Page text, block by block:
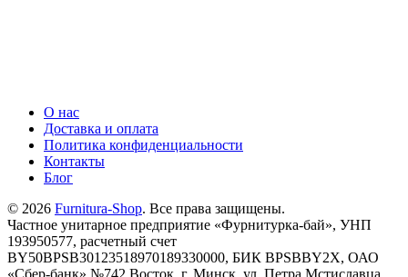
О нас
Доставка и оплата
Политика конфиденциальности
Контакты
Блог
© 2026 Furnitura-Shop. Все права защищены.
Частное унитарное предприятие «Фурнитурка-бай», УНП
193950577, расчетный счет
BY50BPSB30123518970189330000, БИК BPSBBY2X, ОАО
«Сбер-банк» №742 Восток, г. Минск, ул. Петра Мстиславца